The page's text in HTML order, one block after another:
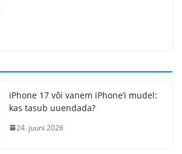
iPhone 17 või vanem iPhone’i mudel:
kas tasub uuendada?
24. juuni 2026